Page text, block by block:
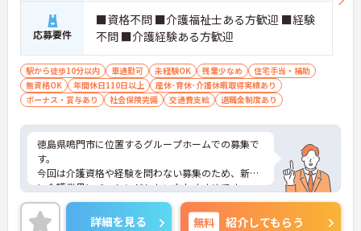
応募要件
■資格不問 ■介護福祉士ある方歓迎 ■経験
不問 ■介護経験ある方歓迎
駅から徒歩10分以内 車通勤可 未経験OK 残業少なめ
住宅手当・補助
無資格OK
年間休日110日以上
産休･育休･介護休暇取得実績あり
ボーナス・賞与あり
社会保険完備 交通費支給 退職金制度あり
徳島県鳴門市に位置するグループホームでの募集で
す。
今回は介護資格や経験を問わない募集のため、新た
に介護業界にチャレンジしたい方おすすめです。
ご興味のある方は、ご面接のポイントをお伝えしま
すので、お気軽にお問い合わせください。
詳細を見る 無料 紹介してもらう